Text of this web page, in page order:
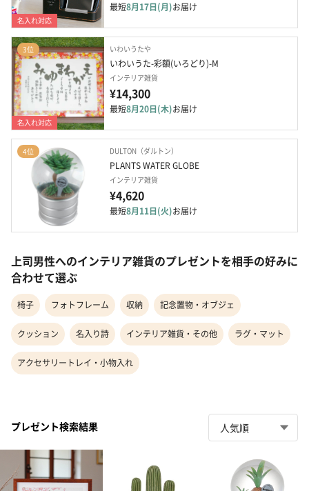
名入れ対応
最短8月17日(月)お届け
3位
名入れ対応
いわいうたや
いわいうた-彩額(いろどり)-M
インテリア雑貨
¥14,300
最短8月20日(木)お届け
4位 DULTON（ダルトン）
PLANTS WATER GLOBE
インテリア雑貨
¥4,620
最短8月11日(火)お届け
上司男性へのインテリア雑貨のプレゼントを相手の好みに
合わせて選ぶ
椅子 フォトフレーム 収納 記念置物・オブジェ
クッション 名入り詩 インテリア雑貨・その他 ラグ・マット
アクセサリートレイ・小物入れ
プレゼント検索結果